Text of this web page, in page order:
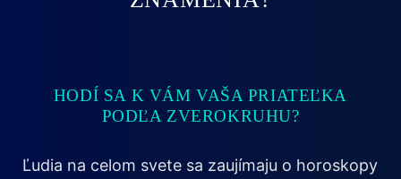
HODÍ SA K VÁM VAŠA PRIATEĽKA
PODĽA ZVEROKRUHU?
Ľudia na celom svete sa zaujímaju o horoskopy